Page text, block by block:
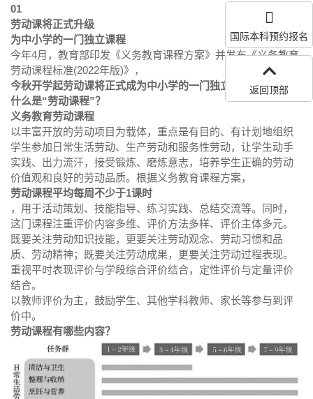
01
劳动课将正式升级
为中小学的一门独立课程
今年4月，教育部印发《义务教育课程方案》并发布《义务教育
劳动课程标准(2022年版)》，
今秋开学起劳动课将正式成为中小学的一门独立课程。
什么是“劳动课程”？
义务教育劳动课程
以丰富开放的劳动项目为载体，重点是有目的、有计划地组织
学生参加日常生活劳动、生产劳动和服务性劳动，让学生动手
实践、出力流汗，接受锻炼、磨炼意志，培养学生正确的劳动
价值观和良好的劳动品质。根据义务教育课程方案，
劳动课程平均每周不少于1课时
，用于活动策划、技能指导、练习实践、总结交流等。同时，
这门课程注重评价内容多维、评价方法多样、评价主体多元。
既要关注劳动知识技能，更要关注劳动观念、劳动习惯和品
质、劳动精神；既要关注劳动成果，更要关注劳动过程表现。
重视平时表现评价与学段综合评价结合，定性评价与定量评价
结合。
以教师评价为主，鼓励学生、其他学科教师、家长等参与到评
价中。
劳动课程有哪些内容？
国际本科预约报名
返回顶部